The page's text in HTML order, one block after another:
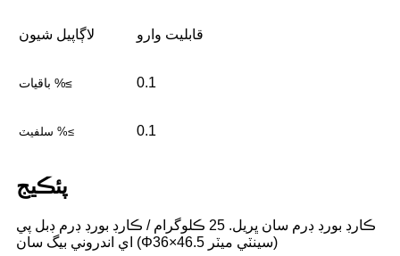
لاڳاپيل شيون قابليت وارو
باقيات %≤ 0.1
سلفيٽ %≤ 0.1
پئڪيج
ڪارڊ بورڊ ڊرم سان ڀريل. 25 ڪلوگرام / ڪارڊ بورڊ ڊرم ڊبل پي
اي اندروني بيگ سان (Φ36×46.5 سينٽي ميٽر)